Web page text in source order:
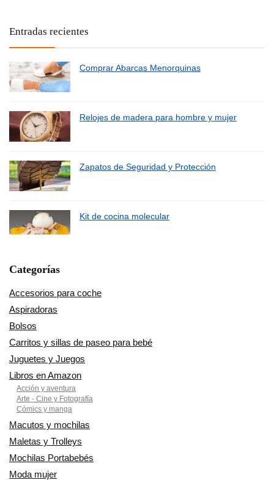
Entradas recientes
Comprar Abarcas Menorquinas
Relojes de madera para hombre y mujer
Zapatos de Seguridad y Protección
Kit de cocina molecular
Categorías
Accesorios para coche
Aspiradoras
Bolsos
Carritos y sillas de paseo para bebé
Juguetes y Juegos
Libros en Amazon
Acción y aventura
Arte - Cine y Fotografía
Cómics y manga
Macutos y mochilas
Maletas y Trolleys
Mochilas Portabebés
Moda mujer